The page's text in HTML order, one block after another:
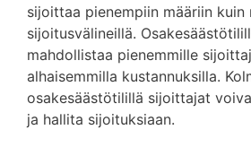
sijoittaa pienempiin määriin kuin
sijoitusvälineillä.
mahdollistaa pienemmille
alhaisemmilla kustannuksilla.
osakesäästötilillä sijoittajat
ja hallita sijoituksiaan.